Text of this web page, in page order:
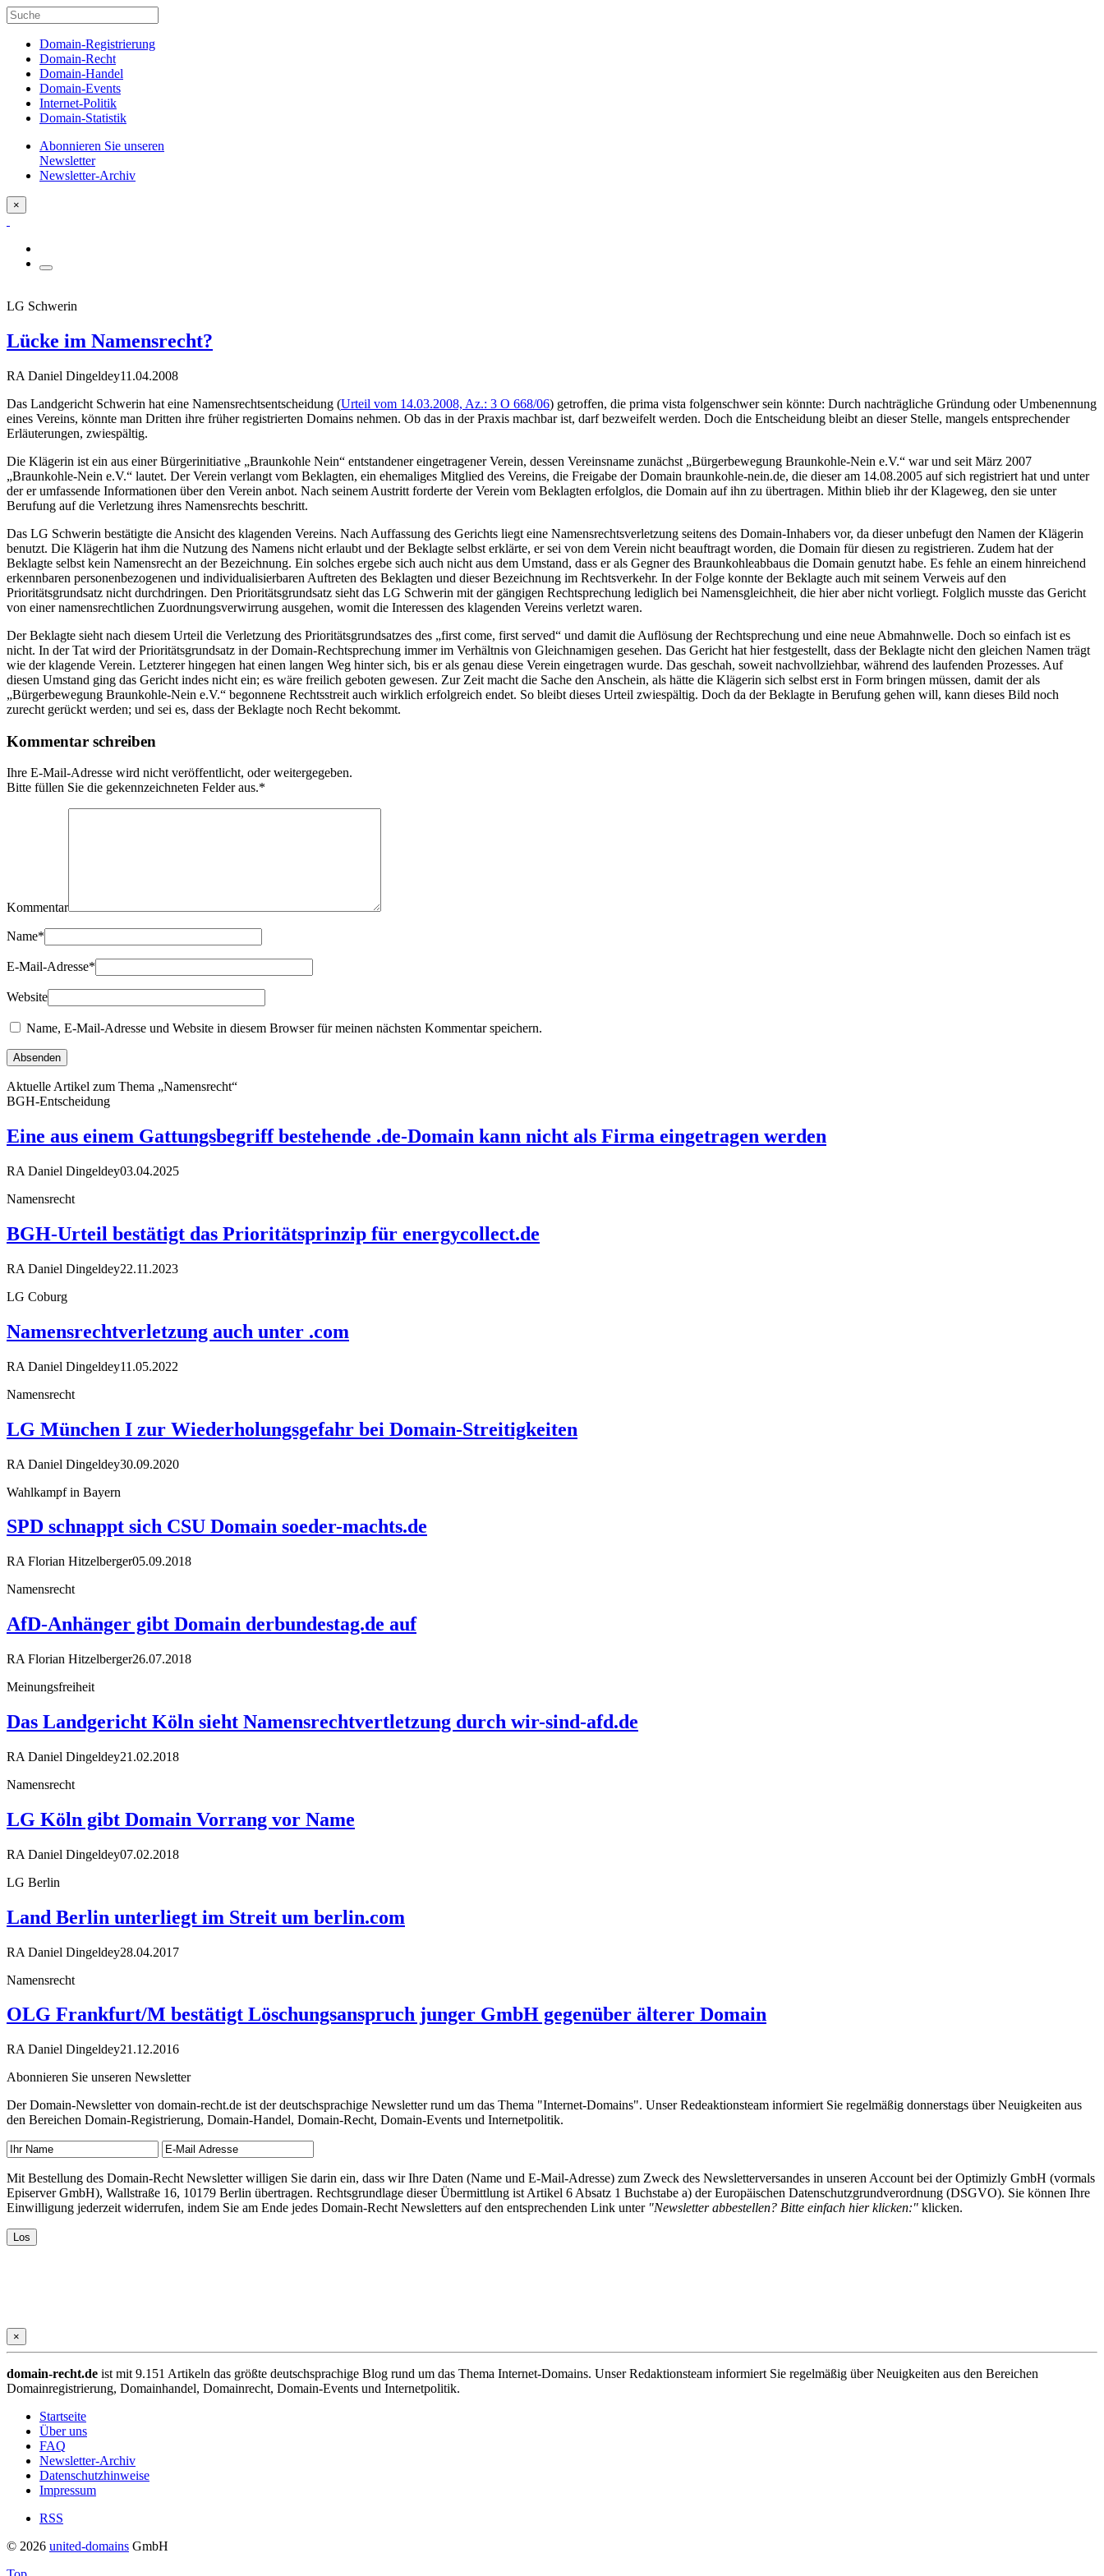
Domain-Registrierung
Domain-Recht
Domain-Handel
Domain-Events
Internet-Politik
Domain-Statistik
Abonnieren Sie unseren
Newsletter
Newsletter-Archiv
×
LG Schwerin
Lücke im Namensrecht?
RA Daniel Dingeldey11.04.2008
Das Landgericht Schwerin hat eine Namensrechtsentscheidung (Urteil vom 14.03.2008, Az.: 3 O 668/06) getroffen, die prima vista folgenschwer sein könnte: Durch nachträgliche Gründung oder Umbenennung
eines Vereins, könnte man Dritten ihre früher registrierten Domains nehmen. Ob das in der Praxis machbar ist, darf bezweifelt werden. Doch die Entscheidung bleibt an dieser Stelle, mangels entsprechender
Erläuterungen, zwiespältig.
Die Klägerin ist ein aus einer Bürgerinitiative „Braunkohle Nein“ entstandener eingetragener Verein, dessen Vereinsname zunächst „Bürgerbewegung Braunkohle-Nein e.V.“ war und seit März 2007
„Braunkohle-Nein e.V.“ lautet. Der Verein verlangt vom Beklagten, ein ehemaliges Mitglied des Vereins, die Freigabe der Domain braunkohle-nein.de, die dieser am 14.08.2005 auf sich registriert hat und unter
der er umfassende Informationen über den Verein anbot. Nach seinem Austritt forderte der Verein vom Beklagten erfolglos, die Domain auf ihn zu übertragen. Mithin blieb ihr der Klageweg, den sie unter
Berufung auf die Verletzung ihres Namensrechts beschritt.
Das LG Schwerin bestätigte die Ansicht des klagenden Vereins. Nach Auffassung des Gerichts liegt eine Namensrechtsverletzung seitens des Domain-Inhabers vor, da dieser unbefugt den Namen der Klägerin
benutzt. Die Klägerin hat ihm die Nutzung des Namens nicht erlaubt und der Beklagte selbst erklärte, er sei von dem Verein nicht beauftragt worden, die Domain für diesen zu registrieren. Zudem hat der
Beklagte selbst kein Namensrecht an der Bezeichnung. Ein solches ergebe sich auch nicht aus dem Umstand, dass er als Gegner des Braunkohleabbaus die Domain genutzt habe. Es fehle an einem hinreichend
erkennbaren personenbezogenen und individualisierbaren Auftreten des Beklagten und dieser Bezeichnung im Rechtsverkehr. In der Folge konnte der Beklagte auch mit seinem Verweis auf den
Prioritätsgrundsatz nicht durchdringen. Den Prioritätsgrundsatz sieht das LG Schwerin mit der gängigen Rechtsprechung lediglich bei Namensgleichheit, die hier aber nicht vorliegt. Folglich musste das Gericht
von einer namensrechtlichen Zuordnungsverwirrung ausgehen, womit die Interessen des klagenden Vereins verletzt waren.
Der Beklagte sieht nach diesem Urteil die Verletzung des Prioritätsgrundsatzes des „first come, first served“ und damit die Auflösung der Rechtsprechung und eine neue Abmahnwelle. Doch so einfach ist es
nicht. In der Tat wird der Prioritätsgrundsatz in der Domain-Rechtsprechung immer im Verhältnis von Gleichnamigen gesehen. Das Gericht hat hier festgestellt, dass der Beklagte nicht den gleichen Namen trägt
wie der klagende Verein. Letzterer hingegen hat einen langen Weg hinter sich, bis er als genau diese Verein eingetragen wurde. Das geschah, soweit nachvollziehbar, während des laufenden Prozesses. Auf
diesen Umstand ging das Gericht indes nicht ein; es wäre freilich geboten gewesen. Zur Zeit macht die Sache den Anschein, als hätte die Klägerin sich selbst erst in Form bringen müssen, damit der als
„Bürgerbewegung Braunkohle-Nein e.V.“ begonnene Rechtsstreit auch wirklich erfolgreich endet. So bleibt dieses Urteil zwiespältig. Doch da der Beklagte in Berufung gehen will, kann dieses Bild noch
zurecht gerückt werden; und sei es, dass der Beklagte noch Recht bekommt.
Kommentar schreiben
Ihre E-Mail-Adresse wird nicht veröffentlicht, oder weitergegeben.
Bitte füllen Sie die gekennzeichneten Felder aus.*
Kommentar
Name*
E-Mail-Adresse*
Website
Name, E-Mail-Adresse und Website in diesem Browser für meinen nächsten Kommentar speichern.
Aktuelle Artikel zum Thema „Namensrecht“
BGH-Entscheidung
Eine aus einem Gattungsbegriff bestehende .de-Domain kann nicht als Firma eingetragen werden
RA Daniel Dingeldey03.04.2025
Namensrecht
BGH-Urteil bestätigt das Prioritätsprinzip für energycollect.de
RA Daniel Dingeldey22.11.2023
LG Coburg
Namensrechtverletzung auch unter .com
RA Daniel Dingeldey11.05.2022
Namensrecht
LG München I zur Wiederholungsgefahr bei Domain-Streitigkeiten
RA Daniel Dingeldey30.09.2020
Wahlkampf in Bayern
SPD schnappt sich CSU Domain soeder-machts.de
RA Florian Hitzelberger05.09.2018
Namensrecht
AfD-Anhänger gibt Domain derbundestag.de auf
RA Florian Hitzelberger26.07.2018
Meinungsfreiheit
Das Landgericht Köln sieht Namensrechtvertletzung durch wir-sind-afd.de
RA Daniel Dingeldey21.02.2018
Namensrecht
LG Köln gibt Domain Vorrang vor Name
RA Daniel Dingeldey07.02.2018
LG Berlin
Land Berlin unterliegt im Streit um berlin.com
RA Daniel Dingeldey28.04.2017
Namensrecht
OLG Frankfurt/M bestätigt Löschungsanspruch junger GmbH gegenüber älterer Domain
RA Daniel Dingeldey21.12.2016
Abonnieren Sie unseren Newsletter
Der Domain-Newsletter von domain-recht.de ist der deutschsprachige Newsletter rund um das Thema "Internet-Domains". Unser Redeaktionsteam informiert Sie regelmäßig donnerstags über Neuigkeiten aus
den Bereichen Domain-Registrierung, Domain-Handel, Domain-Recht, Domain-Events und Internetpolitik.
Mit Bestellung des Domain-Recht Newsletter willigen Sie darin ein, dass wir Ihre Daten (Name und E-Mail-Adresse) zum Zweck des Newsletterversandes in unseren Account bei der Optimizly GmbH (vormals
Episerver GmbH), Wallstraße 16, 10179 Berlin übertragen. Rechtsgrundlage dieser Übermittlung ist Artikel 6 Absatz 1 Buchstabe a) der Europäischen Datenschutzgrundverordnung (DSGVO). Sie können Ihre
Einwilligung jederzeit widerrufen, indem Sie am Ende jedes Domain-Recht Newsletters auf den entsprechenden Link unter "Newsletter abbestellen? Bitte einfach hier klicken:" klicken.
×
domain-recht.de ist mit 9.151 Artikeln das größte deutschsprachige Blog rund um das Thema Internet-Domains. Unser Redaktionsteam informiert Sie regelmäßig über Neuigkeiten aus den Bereichen
Domainregistrierung, Domainhandel, Domainrecht, Domain-Events und Internetpolitik.
Startseite
Über uns
FAQ
Newsletter-Archiv
Datenschutzhinweise
Impressum
RSS
© 2026 united-domains GmbH